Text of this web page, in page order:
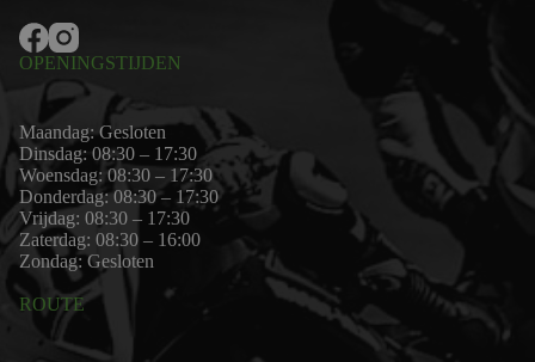
OPENINGSTIJDEN
Maandag: Gesloten
Dinsdag: 08:30 – 17:30
Woensdag: 08:30 – 17:30
Donderdag: 08:30 – 17:30
Vrijdag: 08:30 – 17:30
Zaterdag: 08:30 – 16:00
Zondag: Gesloten
ROUTE